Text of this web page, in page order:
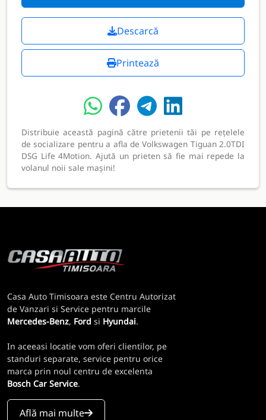
Descarcă
Printează
Distribuie această pagină către prietenii tăi pe rețelele
de socializare pentru a afla de Volkswagen Tiguan 2.0TDI
DSG Life 4Motion. Ajută un prieten să fie mai repede la
volanul noii sale mașini!
Casa Auto Timisoara este Centru Autorizat
de Vanzari si Service pentru marcile
Mercedes-Benz, Ford si Hyundai.
In aceeasi locatie vom oferi clientilor, pe
standuri separate, service pentru orice
marca prin noul centru de excelenta
Bosch Car Service.
Află mai multe